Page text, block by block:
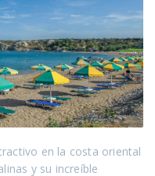
en la costa oriental
y su increíble